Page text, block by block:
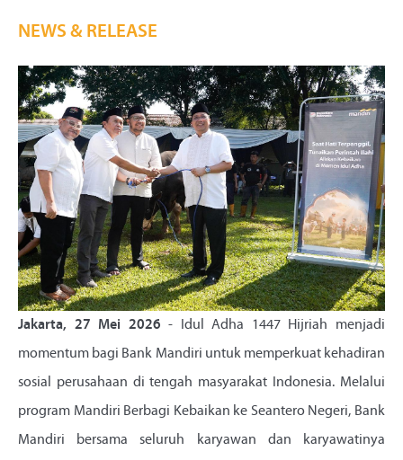
NEWS & RELEASE
Jakarta, 27 Mei 2026 - Idul Adha 1447 Hijriah menjadi
momentum bagi Bank Mandiri untuk memperkuat kehadiran
sosial perusahaan di tengah masyarakat Indonesia. Melalui
program Mandiri Berbagi Kebaikan ke Seantero Negeri, Bank
Mandiri bersama seluruh karyawan dan karyawatinya